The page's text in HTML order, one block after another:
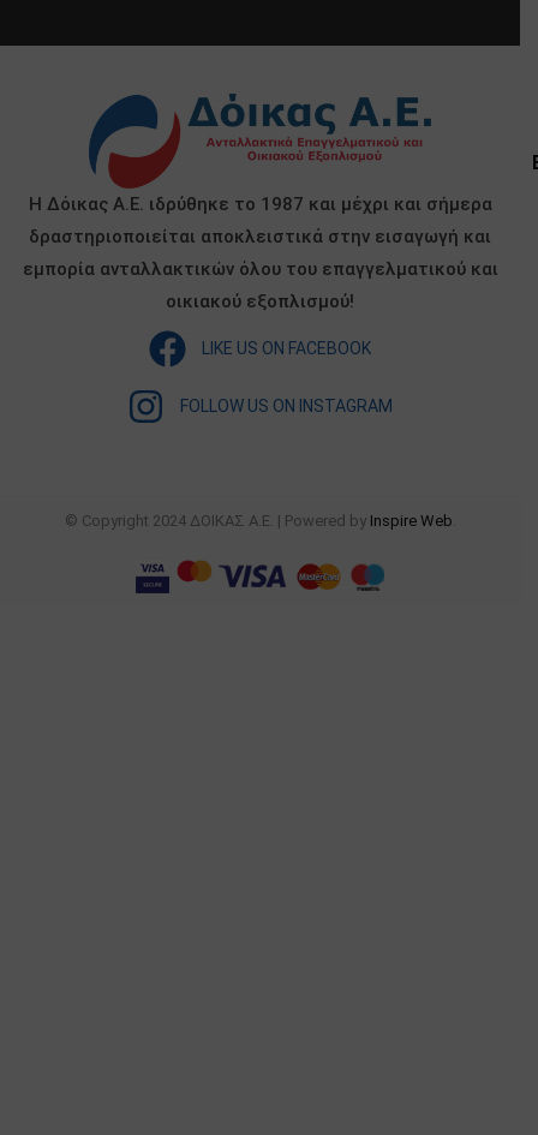
Η Δόικας Α.Ε. ιδρύθηκε το 1987 και μέχρι και σήμερα
δραστηριοποιείται αποκλειστικά στην εισαγωγή και
εμπορία ανταλλακτικών όλου του επαγγελματικού και
οικιακού εξοπλισμού!
LIKE US ON FACEBOOK
FOLLOW US ON INSTAGRAM
© Copyright 2024 ΔΟΙΚΑΣ Α.Ε. | Powered by Inspire Web.